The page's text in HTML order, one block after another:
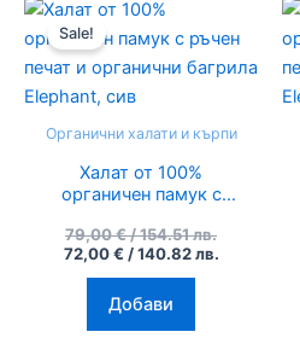
Sale!
Органични халати и кърпи
Халат от 100%
органичен памук с
органични багрила
Elephant, сив
79,00€/ 154.51 лв.
was:
79,00 €
/
72,00€ / 140.82 лв.
Текущата
е:
72,00 €
/
Добави